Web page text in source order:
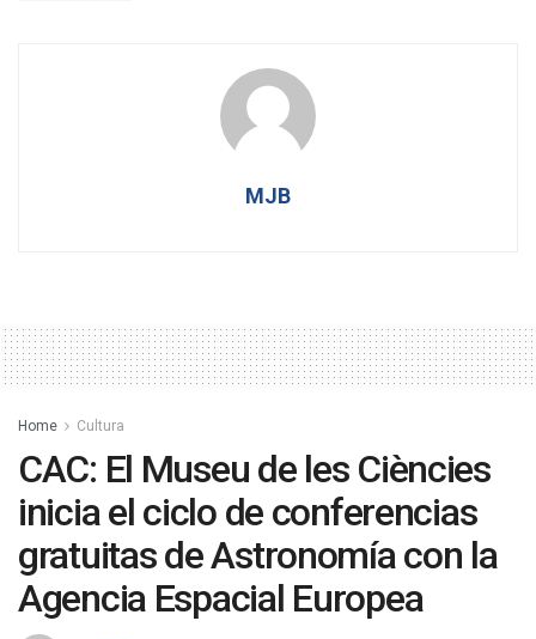
MJB
Home Cultura
CAC: El Museu de les Ciències
inicia el ciclo de conferencias
gratuitas de Astronomía con la
Agencia Espacial Europea